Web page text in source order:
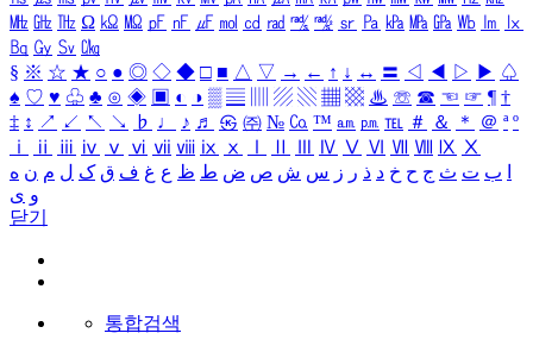
㎒ ㎓ ㎔ Ω ㏀ ㏁ ㎊ ㎋ ㎌ ㏖ ㏅ ㎭ ㎮ ㎯ ㏛ ㎩ ㎪ ㎫ ㎬ ㏝ ㏐
㏓
㏃ ㏉ ㏜ ㏆
§ ※ ☆ ★ ○ ● ◎ ◇ ◆ □ ■ △ ▽ → ← ↑ ↓ ↔ 〓 ◁ ◀ ▷ ▶ ♤
♠ ♡ ♥ ♧ ♣ ⊙ ◈ ▣ ◐ ◑ ▒ ▤ ▨ ▧ ▦ ▩ ♨ ☏ ☎ ☜ ☞ ¶ †
‡ ↕ ↗ ↙ ↖ ↘ ♭ ♩ ♪ ♬ ㉿ ㈜ № ㏇ ™ ㏂ ㏘ ℡ ＃ ＆ ＊ ＠ ª º
ⅰ
ⅱ ⅲ ⅳ ⅴ ⅵ ⅶ ⅷ ⅸ ⅹ Ⅳ Ⅴ Ⅵ Ⅶ Ⅷ Ⅸ Ⅹ
ب ت ث ج ح خ د ذ ر ز س ش ص ض ط ظ ع غ ف ق ک ل م ن ه
و ی
닫기
통합검색